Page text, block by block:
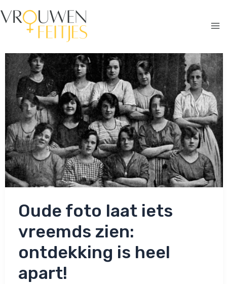
naar
Oude foto laat iets
vreemds zien:
ontdekking is heel
apart!